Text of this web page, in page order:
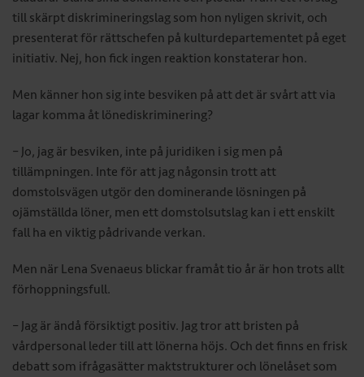
till skärpt diskrimineringslag som hon nyligen skrivit, och
presenterat för rättschefen på kulturdepartementet på eget
initiativ. Nej, hon fick ingen reaktion konstaterar hon.
Men känner hon sig inte besviken på att det är svårt att via
lagar komma åt lönediskriminering?
– Jo, jag är besviken, inte på juridiken i sig men på
tillämpningen. Inte för att jag någonsin trott att
domstolsvägen utgör den dominerande lösningen på
ojämställda löner, men ett domstolsutslag kan i ett enskilt
fall ha en viktig pådrivande verkan.
Men när Lena Svenaeus blickar framåt tio år är hon trots allt
förhoppningsfull.
– Jag är ändå försiktigt positiv. Jag tror att bristen på
vårdpersonal leder till att lönerna höjs. Och det finns en frisk
debatt som ifrågasätter maktstrukturer och lönelåset som